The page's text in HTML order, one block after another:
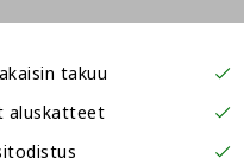
takuu
aluskatteet